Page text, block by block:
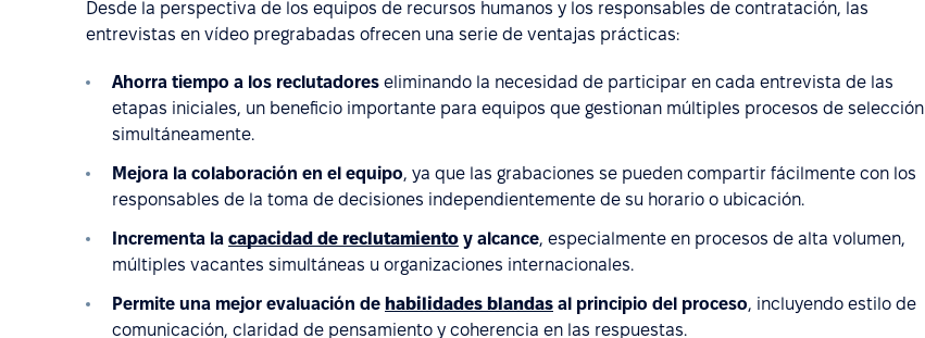
Desde la perspectiva de los equipos de recursos humanos y los responsables de contratación, las
entrevistas en vídeo pregrabadas ofrecen una serie de ventajas prácticas:
Ahorra tiempo a los reclutadores eliminando la necesidad de participar en cada entrevista de las
etapas iniciales, un beneficio importante para equipos que gestionan múltiples procesos de selección
simultáneamente.
Mejora la colaboración en el equipo, ya que las grabaciones se pueden compartir fácilmente con los
responsables de la toma de decisiones independientemente de su horario o ubicación.
Incrementa la capacidad de reclutamiento y alcance, especialmente en procesos de alta volumen,
múltiples vacantes simultáneas u organizaciones internacionales.
Permite una mejor evaluación de habilidades blandas al principio del proceso, incluyendo estilo de
comunicación, claridad de pensamiento y coherencia en las respuestas.